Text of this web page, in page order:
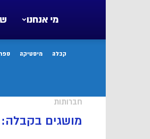
מי אנחנו
קבלה מיסטיקה
חברותות
מושגים